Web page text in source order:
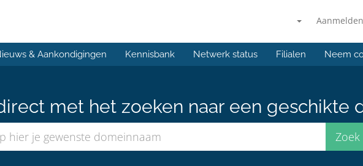
Aanmelden
& Aankondigingen Kennisbank Netwerk status Filialen Neem
met het zoeken naar een geschikte